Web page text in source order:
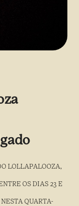
LOLLAPALOOZA,
OS DIAS 23 E
QUARTA-